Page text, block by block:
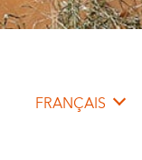
FRANÇAIS